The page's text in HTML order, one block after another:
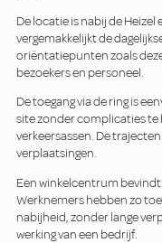
De locatie is nabij de Heizel
vergemakkelijkt de
oriëntatiepunten zoals
bezoekers en personeel.
De toegang via de ring is
site zonder complicaties te
verkeersassen. De
verplaatsingen.
Een winkelcentrum
Werknemers hebben zo
nabijheid, zonder lange
werking van een bedrijf.